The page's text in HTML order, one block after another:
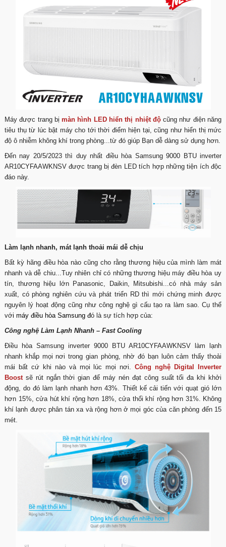
Máy được trang bịmàn hình LED hiển thị nhiệt độcũng như điện năng
tiêu thụ từ lúc bật máy cho tới thời điểm hiện tại, cũng như hiển thị mức
độ ô nhiễm không khí trong phòng...từ đó giúp Bạn dễ dàng sử dụng hơn.
Đến nay 20/5/2023 thì duy nhất điều hòa Samsung 9000 BTU inverter
AR10CYFAAWKNSV được trang bị đèn LED tích hợp những tiện ích độc
đáo này.
Làm lạnh nhanh, mát lạnh thoải mái dễ chịu
Bất kỳ hãng điều hòa nào cũng cho rằng thương hiệu của mình làm mát
nhanh và dễ chiu...Tuy nhiên chỉ có những thương hiệu máy điều hòa uy
tín, thương hiệu lớn Panasonic, Daikin, Mitsubishi...có nhà máy sản
xuất, có phòng nghiên cứu và phát triển RD thì mới chứng minh được
nguyên lý hoạt động cũng như công nghệ gì cấu tạo ra làm sao. Cụ thể
với máy điều hòa Samsung đó là sự tích hợp của:
Công nghệ Làm Lạnh Nhanh – Fast Cooling
Điều hòa Samsung inverter 9000 BTU AR10CYFAAWKNSV làm lạnh
nhanh khắp mọi nơi trong gian phòng, nhờ đó bạn luôn cảm thấy thoải
mái bất cứ khi nào và mọi lúc mọi nơi.Công nghệ Digital Inverter
Boost sẽ rút ngắn thời gian để máy nén đạt công suất tối đa khi khởi
động, do đó làm lạnh nhanh hơn 43%. Thiết kế cải tiến với quạt gió lớn
hơn 15%, cửa hút khí rộng hơn 18%, cửa thổi khí rộng hơn 31%. Không
khí lạnh được phân tán xa và rộng hơn ở mọi góc của căn phòng đến 15
mét.